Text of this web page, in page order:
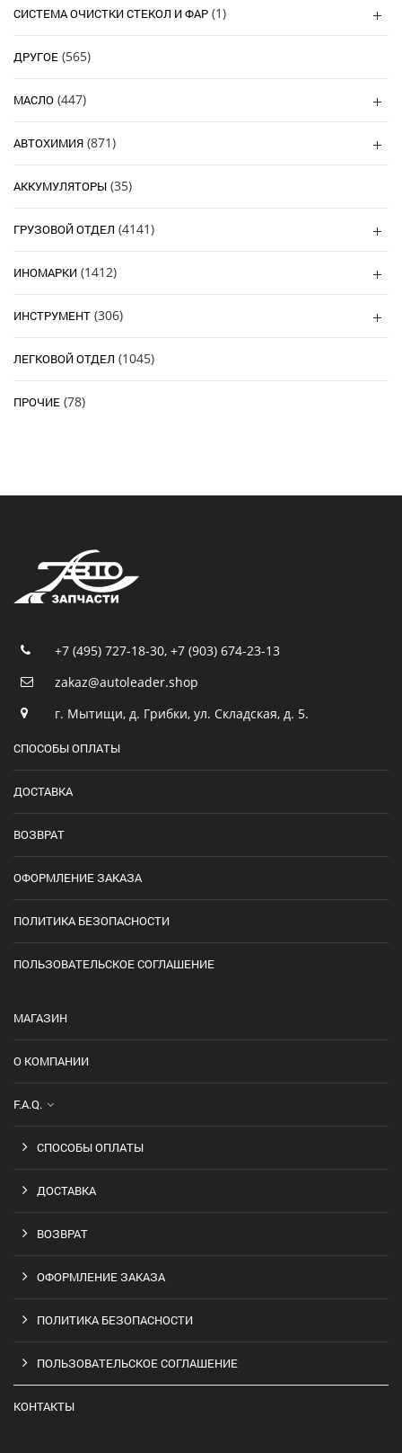
СИСТЕМА ОЧИСТКИ СТЕКОЛ И ФАР (1)
ДРУГОЕ (565)
МАСЛО (447)
АВТОХИМИЯ (871)
АККУМУЛЯТОРЫ (35)
ГРУЗОВОЙ ОТДЕЛ (4141)
ИНОМАРКИ (1412)
ИНСТРУМЕНТ (306)
ЛЕГКОВОЙ ОТДЕЛ (1045)
ПРОЧИЕ (78)
+7 (495) 727-18-30, +7 (903) 674-23-13
zakaz@autoleader.shop
г. Мытищи, д. Грибки, ул. Складская, д. 5.
СПОСОБЫ ОПЛАТЫ
ДОСТАВКА
ВОЗВРАТ
ОФОРМЛЕНИЕ ЗАКАЗА
ПОЛИТИКА БЕЗОПАСНОСТИ
ПОЛЬЗОВАТЕЛЬСКОЕ СОГЛАШЕНИЕ
МАГАЗИН
О КОМПАНИИ
F.A.Q.
СПОСОБЫ ОПЛАТЫ
ДОСТАВКА
ВОЗВРАТ
ОФОРМЛЕНИЕ ЗАКАЗА
ПОЛИТИКА БЕЗОПАСНОСТИ
ПОЛЬЗОВАТЕЛЬСКОЕ СОГЛАШЕНИЕ
КОНТАКТЫ